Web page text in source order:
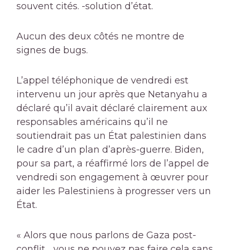
souvent cités. -solution d’état.
Aucun des deux côtés ne montre de
signes de bugs.
L’appel téléphonique de vendredi est
intervenu un jour après que Netanyahu a
déclaré qu’il avait déclaré clairement aux
responsables américains qu’il ne
soutiendrait pas un État palestinien dans
le cadre d’un plan d’après-guerre. Biden,
pour sa part, a réaffirmé lors de l’appel de
vendredi son engagement à œuvrer pour
aider les Palestiniens à progresser vers un
État.
« Alors que nous parlons de Gaza post-